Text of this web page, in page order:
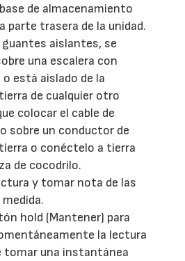
de almacenamiento
parte trasera de la unidad.
aislantes, se
una escalera con
está aislado de la
de cualquier otro
colocar el cable de
sobre un conductor de
o conéctelo a tierra
de cocodrilo.
y tomar nota de las
hold (Mantener) para
la lectura
tomar una instantánea